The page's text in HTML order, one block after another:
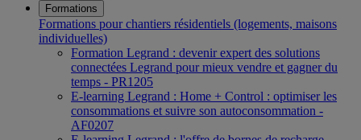
Formations
Formations pour chantiers résidentiels (logements, maisons
individuelles)
Formation Legrand : devenir expert des solutions
connectées Legrand pour mieux vendre et gagner du
temps - PR1205
E-learning Legrand : Home + Control : optimiser les
consommations et suivre son autoconsommation -
AF0207